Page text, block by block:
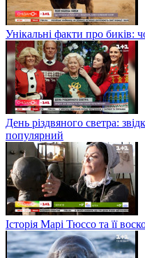
Унікальні факти про биків:
День різдвяного светра:
популярний
Історія Марі Тюссо та її